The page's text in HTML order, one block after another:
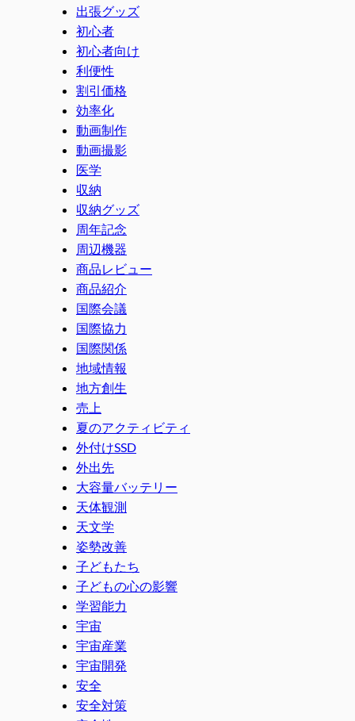
出張グッズ
初心者
初心者向け
利便性
割引価格
効率化
動画制作
動画撮影
医学
収納
収納グッズ
周年記念
周辺機器
商品レビュー
商品紹介
国際会議
国際協力
国際関係
地域情報
地方創生
売上
夏のアクティビティ
外付けSSD
外出先
大容量バッテリー
天体観測
天文学
姿勢改善
子どもたち
子どもの心の影響
学習能力
宇宙
宇宙産業
宇宙開発
安全
安全対策